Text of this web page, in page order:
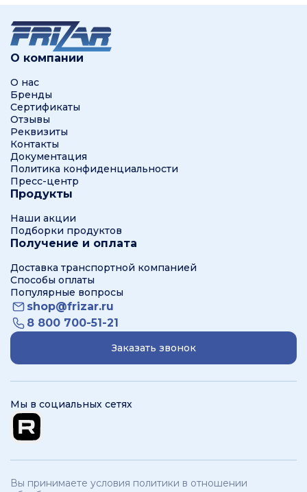
О компании
О нас
Бренды
Сертификаты
Отзывы
Реквизиты
Контакты
Документация
Политика конфиденциальности
Пресс-центр
Продукты
Наши акции
Подборки продуктов
Получение и оплата
Доставка транспортной компанией
Способы оплаты
Популярные вопросы
shop@frizar.ru
8 800 700-51-21
Заказать звонок
Мы в социальных сетях
Вы принимаете условия политики в отношении